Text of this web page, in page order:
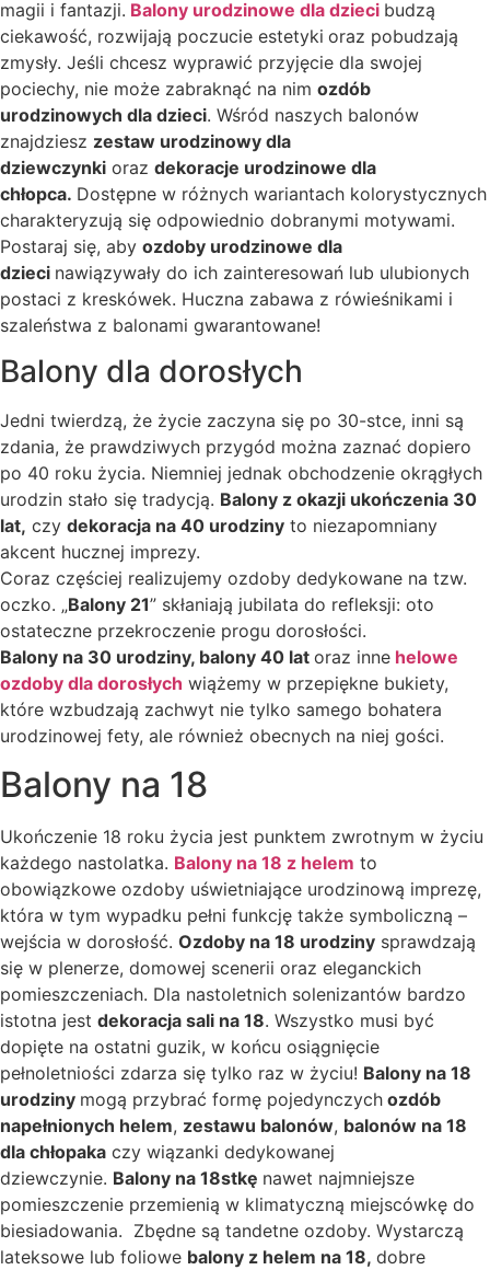
magii i fantazji. Balony urodzinowe dla dzieci budzą
ciekawość, rozwijają poczucie estetyki oraz pobudzają
zmysły. Jeśli chcesz wyprawić przyjęcie dla swojej
pociechy, nie może zabraknąć na nim ozdób
urodzinowych dla dzieci. Wśród naszych balonów
znajdziesz zestaw urodzinowy dla
dziewczynki oraz dekoracje urodzinowe dla
chłopca. Dostępne w różnych wariantach kolorystycznych
charakteryzują się odpowiednio dobranymi motywami.
Postaraj się, aby ozdoby urodzinowe dla
dzieci nawiązywały do ich zainteresowań lub ulubionych
postaci z kreskówek. Huczna zabawa z rówieśnikami i
szaleństwa z balonami gwarantowane!
Balony dla dorosłych
Jedni twierdzą, że życie zaczyna się po 30-stce, inni są
zdania, że prawdziwych przygód można zaznać dopiero
po 40 roku życia. Niemniej jednak obchodzenie okrągłych
urodzin stało się tradycją. Balony z okazji ukończenia 30
lat, czy dekoracja na 40 urodziny to niezapomniany
akcent hucznej imprezy.
Coraz częściej realizujemy ozdoby dedykowane na tzw.
oczko. „Balony 21” skłaniają jubilata do refleksji: oto
ostateczne przekroczenie progu dorosłości.
Balony na 30 urodziny, balony 40 lat oraz inne helowe
ozdoby dla dorosłych wiążemy w przepiękne bukiety,
które wzbudzają zachwyt nie tylko samego bohatera
urodzinowej fety, ale również obecnych na niej gości.
Balony na 18
Ukończenie 18 roku życia jest punktem zwrotnym w życiu
każdego nastolatka. Balony na 18 z helem to
obowiązkowe ozdoby uświetniające urodzinową imprezę,
która w tym wypadku pełni funkcję także symboliczną –
wejścia w dorosłość. Ozdoby na 18 urodziny sprawdzają
się w plenerze, domowej scenerii oraz eleganckich
pomieszczeniach. Dla nastoletnich solenizantów bardzo
istotna jest dekoracja sali na 18. Wszystko musi być
dopięte na ostatni guzik, w końcu osiągnięcie
pełnoletniości zdarza się tylko raz w życiu! Balony na 18
urodziny mogą przybrać formę pojedynczych ozdób
napełnionych helem, zestawu balonów, balonów na 18
dla chłopaka czy wiązanki dedykowanej
dziewczynie. Balony na 18stkę nawet najmniejsze
pomieszczenie przemienią w klimatyczną miejscówkę do
biesiadowania. Zbędne są tandetne ozdoby. Wystarczą
lateksowe lub foliowe balony z helem na 18, dobre